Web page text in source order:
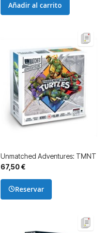
Añadir al carrito
Unmatched Adventures: TMNT
67,50 €
Reservar